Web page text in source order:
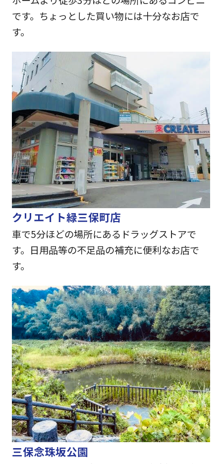
です。ちょっとした買い物には十分なお店で
す。
クリエイト緑三保町店
車で5分ほどの場所にあるドラッグストアで
す。日用品等の不足品の補充に便利なお店で
す。
三保念珠坂公園